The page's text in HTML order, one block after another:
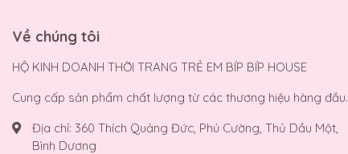
Về chúng tôi
HỘ KINH DOANH THỜI TRANG TRẺ EM BÍP BÍP HOUSE
Cung cấp sản phẩm chất lượng từ các thương hiệu hàng đầu.
Địa chỉ: 360 Thích Quảng Đức, Phú Cường, Thủ Dầu Một,
Bình Dương